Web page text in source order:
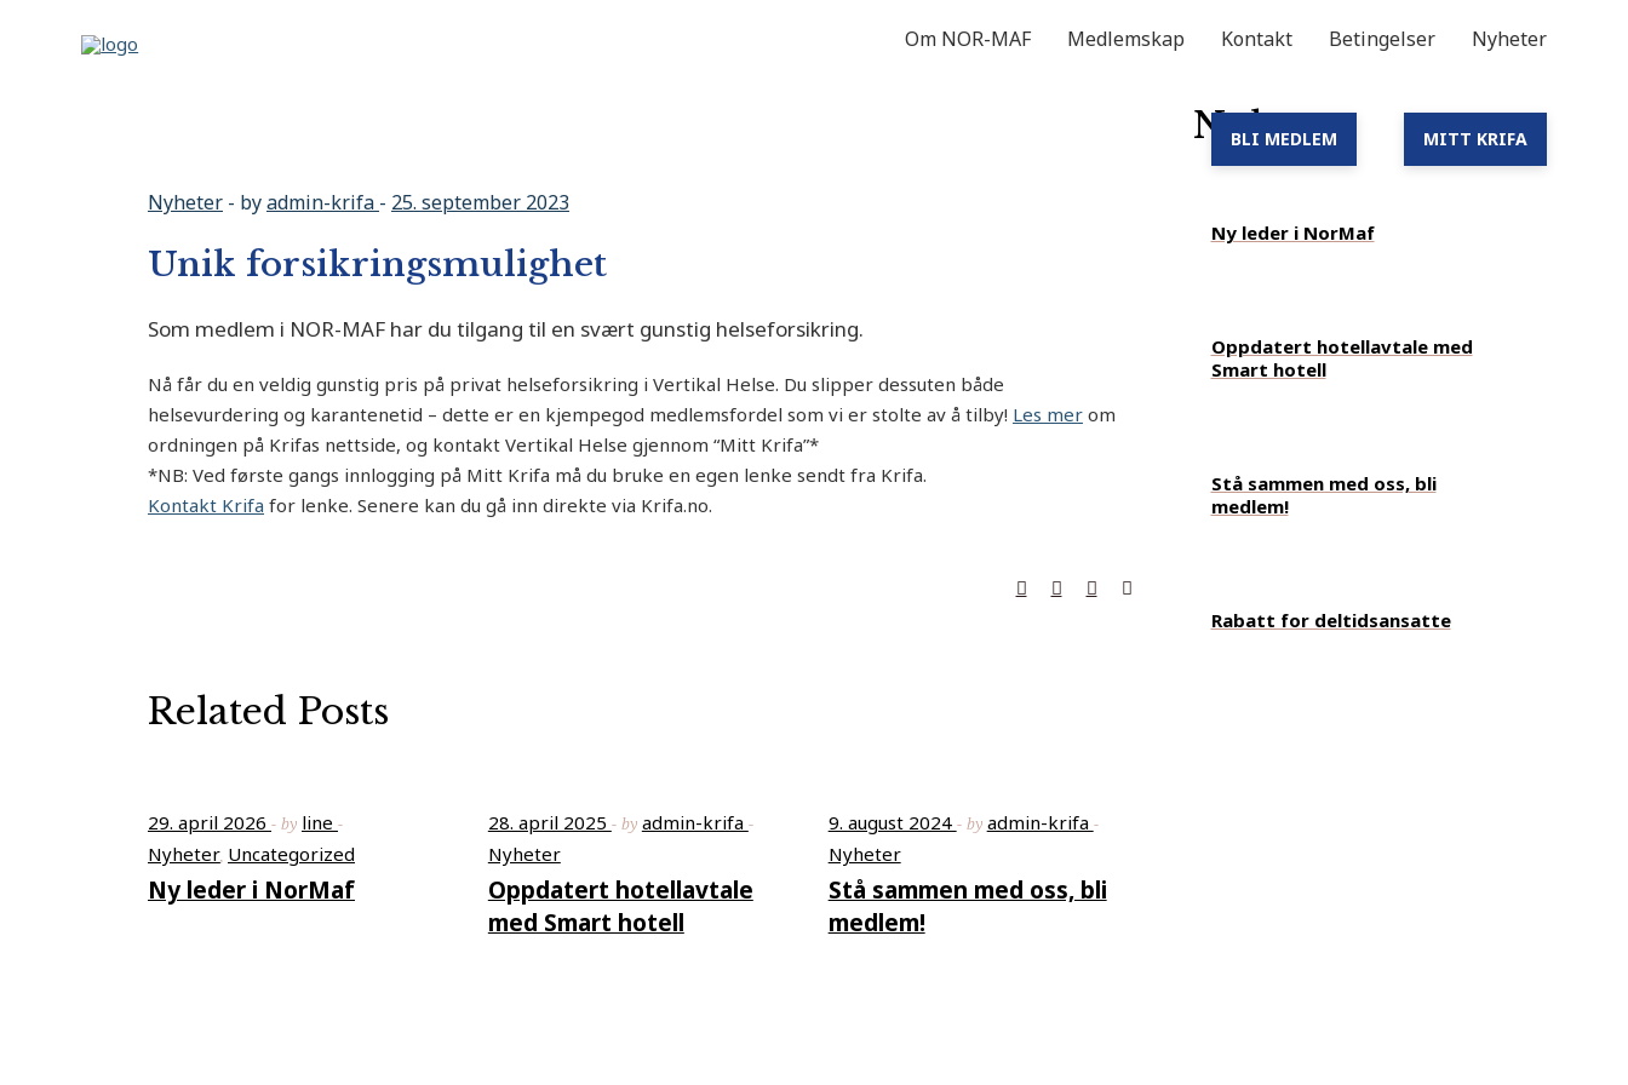
Om NOR-MAF Medlemskap Kontakt Betingelser Nyheter
BLI MEDLEM MITT KRIFA
Nyheter byadmin-krifa 25. september 2023
Unik forsikringsmulighet
Som medlem i NOR-MAF har du tilgang til en svært gunstig helseforsikring.
Nå får du en veldig gunstig pris på privat helseforsikring i Vertikal Helse. Du slipper dessuten både
helsevurdering og karantenetid – dette er en kjempegod medlemsfordel som vi er stolte av å tilby! Les mer om
ordningen på Krifas nettside, og kontakt Vertikal Helse gjennom “Mitt Krifa”*
*NB: Ved første gangs innlogging på Mitt Krifa må du bruke en egen lenke sendt fra Krifa.
Kontakt Krifa for lenke. Senere kan du gå inn direkte via Krifa.no.
Related Posts
29. april 2026 by line
Nyheter, Uncategorized
Ny leder i NorMaf
28. april 2025 by admin-krifa
Nyheter
Oppdatert hotellavtale
med Smart hotell
9. august 2024 by admin-krifa
Nyheter
Stå sammen med oss, bli
medlem!
Nyheter
Ny leder i NorMaf
Oppdatert hotellavtale med
Smart hotell
Stå sammen med oss, bli
medlem!
Rabatt for deltidsansatte